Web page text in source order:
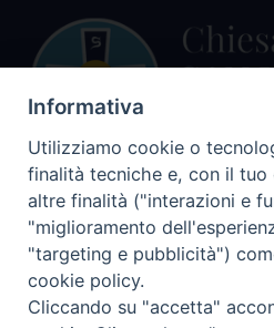
Centralino Curia
0541
Indirizzo
47864
Informativa
Utilizziamo cookie o
finalità tecniche e, con il tuo
altre finalità ("interazioni e
"miglioramento
"targeting e pubblicità")
cookie policy.
Cliccando su "accetta"